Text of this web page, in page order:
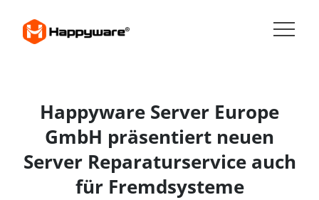
content
Happyware Server Europe
GmbH präsentiert neuen
Server Reparaturservice auch
für Fremdsysteme